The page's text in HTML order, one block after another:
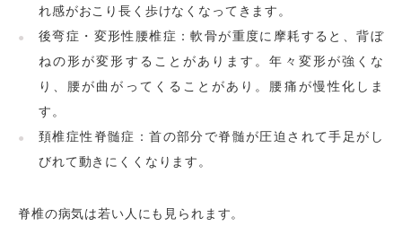
れ感がおこり長く歩けなくなってきます。
後弯症・変形性腰椎症：軟骨が重度に摩耗すると、背ぼ
ねの形が変形することがあります。年々変形が強くな
り、腰が曲がってくることがあり。腰痛が慢性化しま
す。
頚椎症性脊髄症：首の部分で脊髄が圧迫されて手足がし
びれて動きにくくなります。
脊椎の病気は若い人にも見られます。